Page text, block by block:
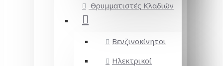
Θρυμματιστές Κλαδιών
Βενζινοκίνητοι
Ηλεκτρικοί